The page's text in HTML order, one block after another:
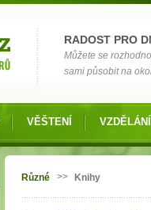
RADOST PRO
Můžete se
sami působit na
VĚŠTENÍ VZDĚLÁNÍ
Jste zde
Různé >> Knihy